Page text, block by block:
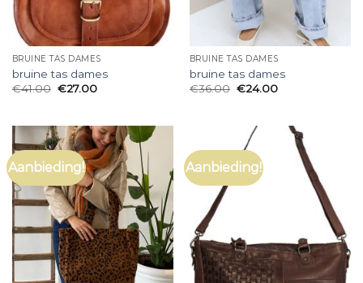
BRUINE TAS DAMES
bruine tas dames
€41.00 €27.00
BRUINE TAS DAMES
bruine tas dames
€36.00 €24.00
Aanbieding! Aanbieding!